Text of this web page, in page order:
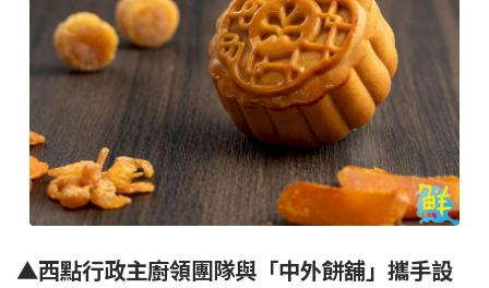
▲西點行政主廚領團隊與「中外餅舖」攜手設